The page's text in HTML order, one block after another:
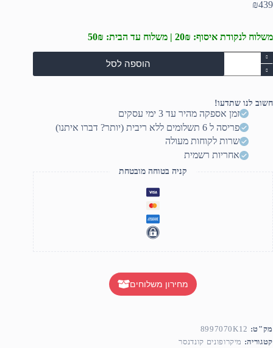
₪439
משלוח לנקודת איסוף: 20₪ | משלוח עד הבית: 50₪
כמות
של
מיקרופון
דגם
MC310
הוספה לסל
חשוב לנו שתדעו!
זמן אספקה מהיר עד 3 ימי עסקים
פריסה ל 6 תשלומים ללא ריבית (יותר? דברו איתנו)
שרות לקוחות מעולה
אחריות רשמית
קניה בטוחה מובטחת
מחירון משלוחים
מק"ט: 8997070K12
קטגוריה: מיקרופונים קונדנסר